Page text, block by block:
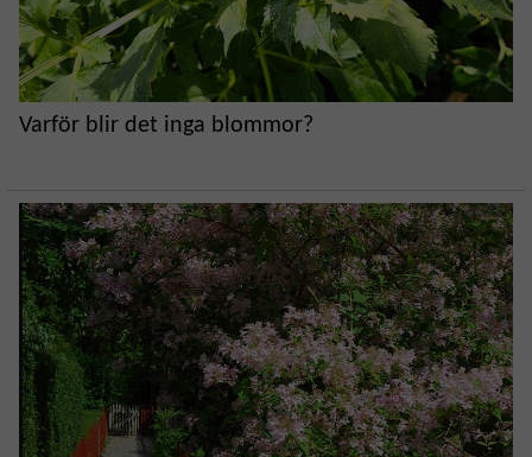
Varför blir det inga blommor?